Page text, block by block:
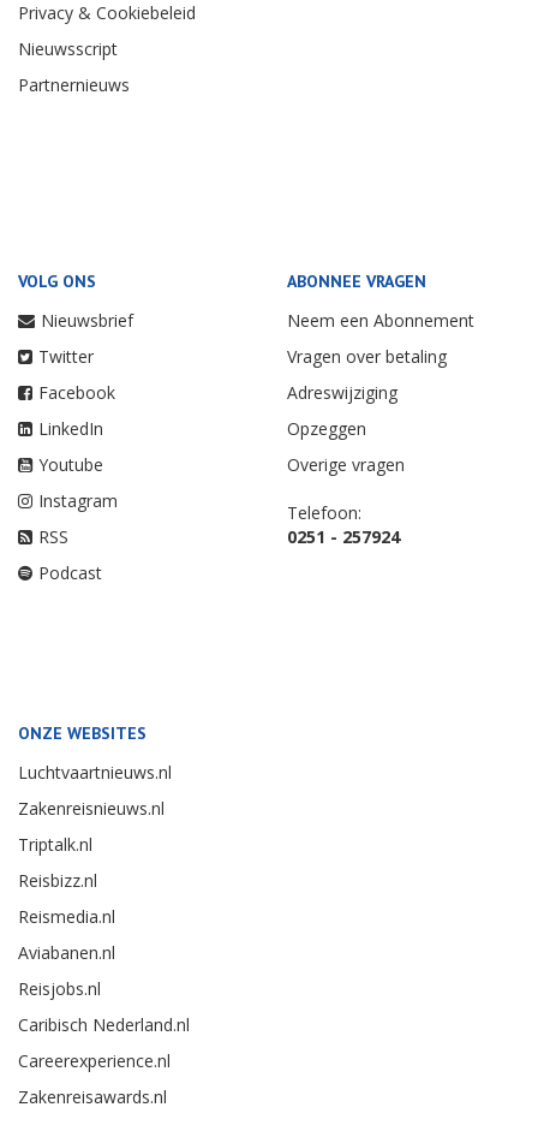
Privacy & Cookiebeleid
Nieuwsscript
Partnernieuws
VOLG ONS
Nieuwsbrief
Twitter
Facebook
LinkedIn
Youtube
Instagram
RSS
Podcast
ABONNEE VRAGEN
Neem een Abonnement
Vragen over betaling
Adreswijziging
Opzeggen
Overige vragen
Telefoon:
0251 - 257924
ONZE WEBSITES
Luchtvaartnieuws.nl
Zakenreisnieuws.nl
Triptalk.nl
Reisbizz.nl
Reismedia.nl
Aviabanen.nl
Reisjobs.nl
Caribisch Nederland.nl
Careerexperience.nl
Zakenreisawards.nl